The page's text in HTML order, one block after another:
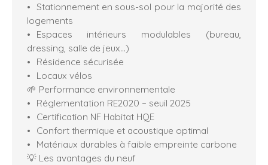
Stationnement en sous-sol pour la majorité des
logements
Espaces intérieurs modulables (bureau,
dressing, salle de jeux…)
Résidence sécurisée
Locaux vélos
🌱 Performance environnementale
Réglementation RE2020 – seuil 2025
Certification NF Habitat HQE
Confort thermique et acoustique optimal
Matériaux durables à faible empreinte carbone
💡 Les avantages du neuf